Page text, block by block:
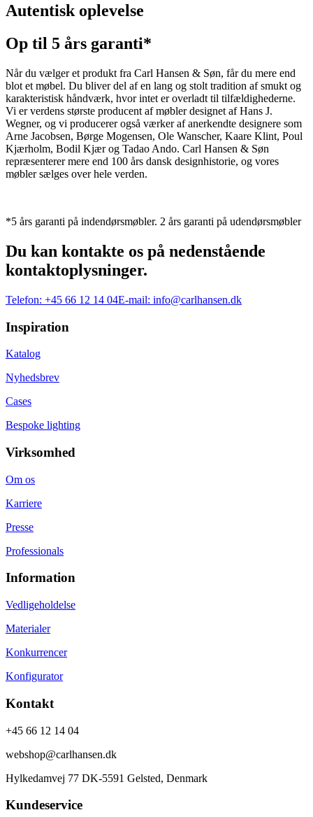
Autentisk oplevelse
Op til 5 års garanti*
Når du vælger et produkt fra Carl Hansen & Søn, får du mere end
blot et møbel. Du bliver del af en lang og stolt tradition af smukt og
karakteristisk håndværk, hvor intet er overladt til tilfældighederne.
Vi er verdens største producent af møbler designet af Hans J.
Wegner, og vi producerer også værker af anerkendte designere som
Arne Jacobsen, Børge Mogensen, Ole Wanscher, Kaare Klint, Poul
Kjærholm, Bodil Kjær og Tadao Ando. Carl Hansen & Søn
repræsenterer mere end 100 års dansk designhistorie, og vores
møbler sælges over hele verden.
*5 års garanti på indendørsmøbler. 2 års garanti på udendørsmøbler
Du kan kontakte os på nedenstående
kontaktoplysninger.
Telefon: +45 66 12 14 04E-mail: info@carlhansen.dk
Inspiration
Katalog
Nyhedsbrev
Cases
Bespoke lighting
Virksomhed
Om os
Karriere
Presse
Professionals
Information
Vedligeholdelse
Materialer
Konkurrencer
Konfigurator
Kontakt
+45 66 12 14 04
webshop@carlhansen.dk
Hylkedamvej 77 DK-5591 Gelsted, Denmark
Kundeservice